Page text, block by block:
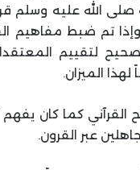
الله عليه وسلم
تم ضبط مفاهيم
لتقييم
الميزان.
كما كان يفهم
عبر القرون.